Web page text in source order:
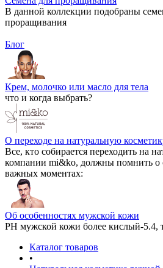
В данной коллекции подобраны
проращивания
Блог
Крем, молочко или масло для тела
что и когда выбрать?
О переходе на натуральную
Все, кто собирается переходить на
компании mi&ko, должны помнить
важных моментах:
Об особенностях мужской кожи
РН мужской кожи более кислый-5.4,
Каталог товаров
•